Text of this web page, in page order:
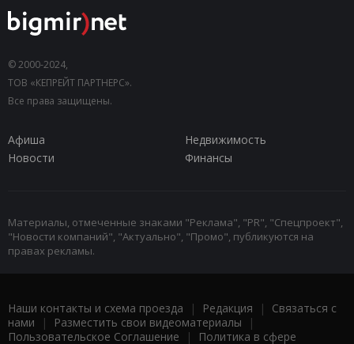
© 2000-2024,
ТОВ «КЕПРЕЙТ ПАРТНЕРС».
Все права защищены.
Афиша
Недвижимость
Новости
Финансы
Материалы, отмеченные знаками "Реклама", "PR", "Спецпроект",
"Новости компаний", "Актуально", "Промо", публикуются на
правах рекламы.
Наши контакты и схема проезда | Редакция | Связаться с
нами | Разместить свои видеоматериалы |
Пользовательское Соглашение |
Политика в сфере